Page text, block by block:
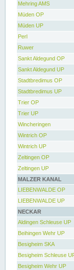
Mehring AMS
Müden OP
Müden UP
Perl
Ruwer
Sankt Aldegund OP
Sankt Aldegund UP
Stadtbredimus OP
Stadtbredimus UP
Trier OP
Trier UP
Wincheringen
Wintrich OP
Wintrich UP
Zeltingen OP
Zeltingen UP
MALZER KANAL
LIEBENWALDE OP
LIEBENWALDE UP
NECKAR
Aldingen Schleuse UP
Beihingen Wehr UP
Besigheim SKA
Besigheim Schleuse
Besigheim Wehr UP